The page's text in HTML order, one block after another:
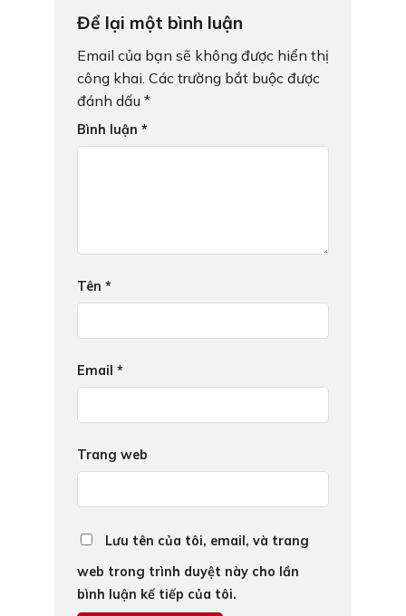
Để lại một bình luận
Email của bạn sẽ không được hiển thị
công khai. Các trường bắt buộc được
đánh dấu *
Bình luận *
Tên *
Email *
Trang web
Lưu tên của tôi, email, và trang
web trong trình duyệt này cho lần
bình luận kế tiếp của tôi.